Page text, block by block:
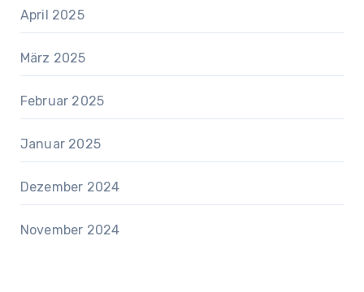
April 2025
März 2025
Februar 2025
Januar 2025
Dezember 2024
November 2024